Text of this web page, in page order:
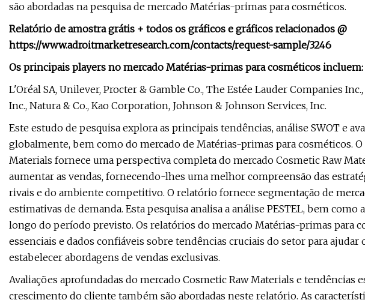
são abordadas na pesquisa de mercado Matérias-primas para cosméticos.
Relatório de amostra grátis + todos os gráficos e gráficos relacionados @
https://www.adroitmarketresearch.com/contacts/request-sample/3246
Os principais players no mercado Matérias-primas para cosméticos incluem:
L'Oréal SA, Unilever, Procter & Gamble Co., The Estée Lauder Companies
Inc., Natura & Co., Kao Corporation, Johnson & Johnson Services, Inc.
Este estudo de pesquisa explora as principais tendências, análise SWOT e
globalmente, bem como do mercado de Matérias-primas para cosméticos.
Materials fornece uma perspectiva completa do mercado Cosmetic Raw
aumentar as vendas, fornecendo-lhes uma melhor compreensão das
rivais e do ambiente competitivo. O relatório fornece segmentação de
estimativas de demanda. Esta pesquisa analisa a análise PESTEL, bem
longo do período previsto. Os relatórios do mercado Matérias-primas para
essenciais e dados confiáveis ​​sobre tendências cruciais do setor para ajudar
estabelecer abordagens de vendas exclusivas.
Avaliações aprofundadas do mercado Cosmetic Raw Materials e tendências
crescimento do cliente também são abordadas neste relatório. As